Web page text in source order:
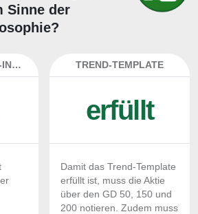
Sinne der
RELATIVE-STÄRKE-INDEX TREND-TEMPLATE
erfüllt
Damit das Trend-Template
erfüllt ist, muss die Aktie
über den GD 50, 150 und
200 notieren. Zudem muss